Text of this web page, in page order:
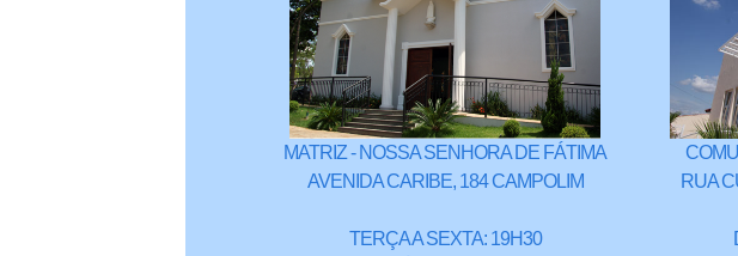
MATRIZ - NOSSA SENHORA DE FÁTIMA
AVENIDA CARIBE, 184 CAMPOLIM
TERÇA A SEXTA: 19H30
RUA